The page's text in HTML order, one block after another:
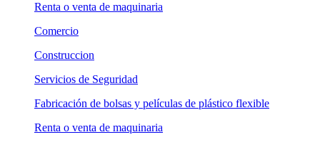
Renta o venta de maquinaria
Comercio
Construccion
Servicios de Seguridad
Fabricación de bolsas y películas de plástico flexible
Renta o venta de maquinaria